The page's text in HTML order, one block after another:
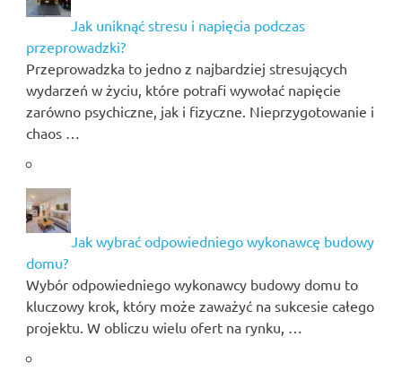
Jak uniknąć stresu i napięcia podczas
przeprowadzki?
Przeprowadzka to jedno z najbardziej stresujących
wydarzeń w życiu, które potrafi wywołać napięcie
zarówno psychiczne, jak i fizyczne. Nieprzygotowanie i
chaos …
Jak wybrać odpowiedniego wykonawcę budowy
domu?
Wybór odpowiedniego wykonawcy budowy domu to
kluczowy krok, który może zaważyć na sukcesie całego
projektu. W obliczu wielu ofert na rynku, …